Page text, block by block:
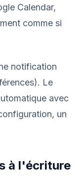
Calendar,
comme si
notification
Le
avec
un
à l'écriture